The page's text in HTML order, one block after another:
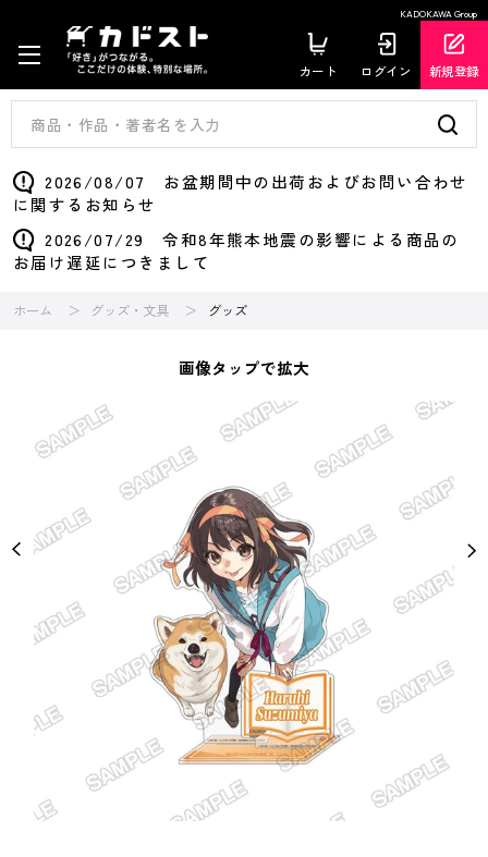
KADOKAWA Group
カート ログイン 新規登録
2026/08/07 お盆期間中の出荷およびお問い合わせ
に関するお知らせ
2026/07/29 令和8年熊本地震の影響による商品の
お届け遅延につきまして
ホーム グッズ・文具 グッズ
画像タップで拡大